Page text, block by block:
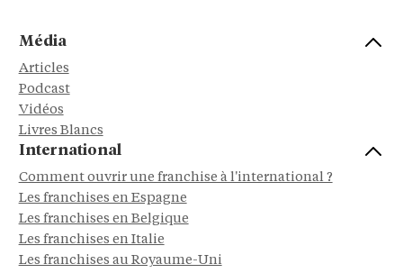
Média
Articles
Podcast
Vidéos
Livres Blancs
International
Comment ouvrir une franchise à l'international ?
Les franchises en Espagne
Les franchises en Belgique
Les franchises en Italie
Les franchises au Royaume-Uni